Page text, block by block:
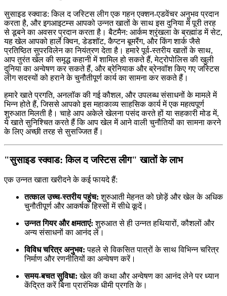
सुसाइड स्क्वाड: किल द जस्टिस लीग एक गहन एक्शन-एडवेंचर अनुभव प्रदान
करता है, और इगआइटम्स आपको उन्नत खातों के साथ इस दुनिया में पूरी तरह
से डूबने का अवसर प्रदान करता है। बैटमैन: आर्कम श्रृंखला के ब्रह्मांड में सेट,
यह खेल आपको हार्ले क्विन, डेडशॉट, कैप्टन बूमरैंग, और किंग शार्क जैसे
प्रतिष्ठित सुपरविलेन का नियंत्रण देता है। हमारे पूर्व-स्तरीय खातों के साथ,
आप तुरंत खेल की समृद्ध कहानी में शामिल हो सकते हैं, मेट्रोपोलिस की खुली
दुनिया का अन्वेषण कर सकते हैं, और ब्रेनियाक और ब्रेनवॉश किए गए जस्टिस
लीग सदस्यों को हराने के चुनौतीपूर्ण कार्य का सामना कर सकते हैं।
हमारे खाते प्रगति, अनलॉक की गई कौशल, और उपलब्ध संसाधनों के मामले में
भिन्न होते हैं, जिससे आपको इस महाकाव्य साहसिक कार्य में एक महत्वपूर्ण
शुरुआत मिलती है। चाहे आप अकेले खेलना पसंद करते हों या सहकारी मोड में,
ये खाते सुनिश्चित करते हैं कि आप खेल में आने वाली चुनौतियों का सामना करने
के लिए अच्छी तरह से सुसज्जित हैं।
"सुसाइड स्क्वाड: किल द जस्टिस लीग" खातों के लाभ
एक उन्नत खाता खरीदने के कई फायदे हैं:
तत्काल उच्च-स्तरीय पहुंच: शुरुआती मेहनत को छोड़ें और खेल के अधिक
चुनौतीपूर्ण और आकर्षक हिस्सों में सीधे कूदें।
उन्नत गियर और क्षमताएं: शुरुआत से ही उन्नत हथियारों, कौशलों और
अन्य संसाधनों का आनंद लें।
विविध चरित्र अनुभव: पहले से विकसित पात्रों के साथ विभिन्न चरित्र
निर्माण और रणनीतियों का अन्वेषण करें।
समय-बचत सुविधा: खेल की कथा और अन्वेषण का आनंद लेने पर ध्यान
केंद्रित करें बिना प्रारंभिक धीमी प्रगति के।